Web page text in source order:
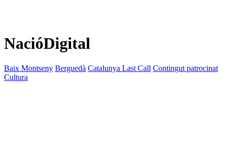
NacióDigital
Baix Montseny Berguedà Catalunya Last Call Contingut patrocinat
Cultura